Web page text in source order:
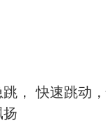
， 快速跳动
扬